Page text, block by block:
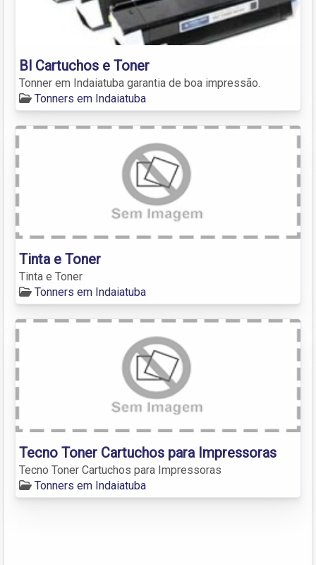
Bl Cartuchos e Toner
Tonner em Indaiatuba garantia de boa impressão.
Tonners em Indaiatuba
Tinta e Toner
Tinta e Toner
Tonners em Indaiatuba
Tecno Toner Cartuchos para Impressoras
Tecno Toner Cartuchos para Impressoras
Tonners em Indaiatuba